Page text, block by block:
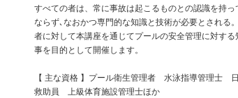
すべての者は、常に事故は起こるものとの認識を持
ならず､なおかつ専門的な知識と技術が必要とされる
者に対して本講座を通じてプールの安全管理に対す
事を目的として開催します。
【 主な資格 】プール衛生管理者 水泳指導管理士
救助員 上級体育施設管理士ほか